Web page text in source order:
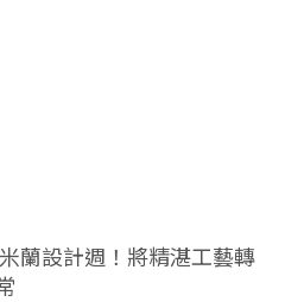
蘭設計週！將精湛工藝轉